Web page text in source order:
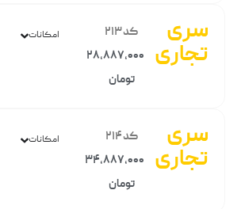
سری
تجاری
کد 213
28,887,000
تومان
امکانات
سری
تجاری
کد 214
34,887,000
تومان
امکانات